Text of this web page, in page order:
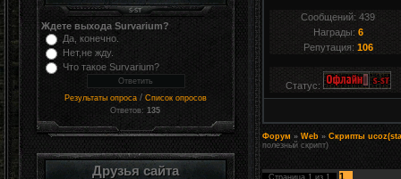
Ждете выхода Survarium?
Да, конечно.
Нет,не жду.
Что такое Survarium?
Результаты опроса / Список опросов
Ответов:135
Друзья сайта
Сообщений:439
Награды: 6
Репутация: 106
Статус:
Форум » Web » Скрипты
полезный скрипт)
Страница 1 из 1 1